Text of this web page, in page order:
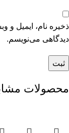
ذخیره نام، ایمیل و
دیدگاهی می‌نویسم.
محصولات